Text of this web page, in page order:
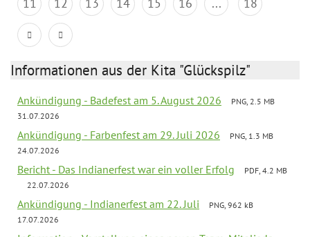
Informationen aus der Kita "Glückspilz"
Ankündigung - Badefest am 5. August 2026
PNG, 2.5 MB
31.07.2026
Ankündigung - Farbenfest am 29. Juli 2026
PNG, 1.3 MB
24.07.2026
Bericht - Das Indianerfest war ein voller Erfolg
PDF, 4.2 MB
22.07.2026
Ankündigung - Indianerfest am 22. Juli
PNG, 962 kB
17.07.2026